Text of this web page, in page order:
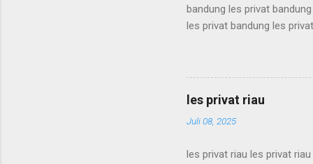
bandung les privat
les privat bandung les
les privat bandung les
bandung les privat
les privat bandung les
bandung les privat
les privat riau
Juli 08, 2025
les privat riau les privat